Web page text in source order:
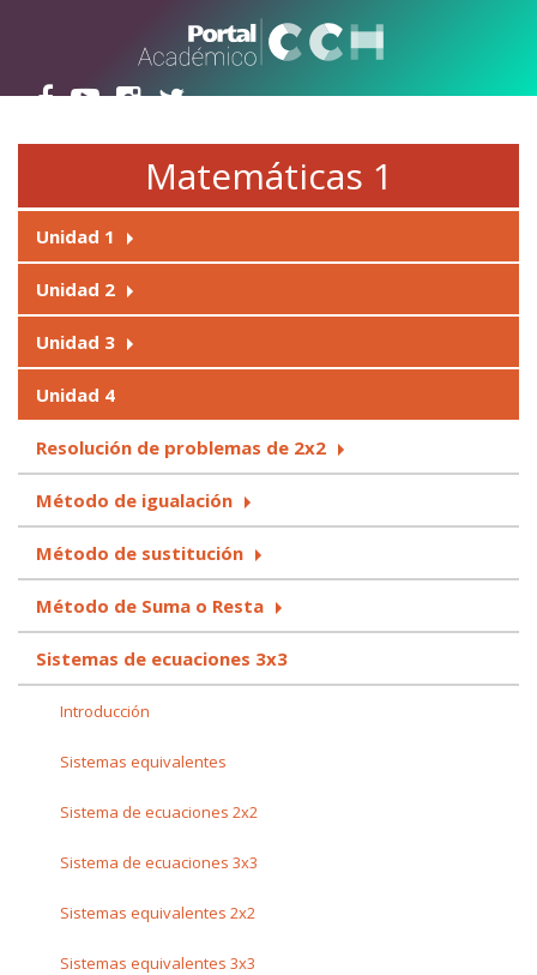
Matemáticas 1
Unidad 1
Unidad 2
Unidad 3
Unidad 4
Resolución de problemas de 2x2
Método de igualación
Método de sustitución
Método de Suma o Resta
Sistemas de ecuaciones 3x3
Introducción
Sistemas equivalentes
Sistema de ecuaciones 2x2
Sistema de ecuaciones 3x3
Sistemas equivalentes 2x2
Sistemas equivalentes 3x3